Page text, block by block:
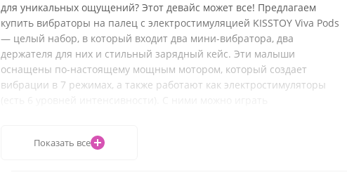
для уникальных ощущений? Этот девайс может все! Предлагаем
купить вибраторы на палец с электростимуляцией KISSTOY Viva Pods
— целый набор, в который входит два мини-вибратора, два
держателя для них и стильный зарядный кейс. Эти малыши
оснащены по-настоящему мощным мотором, который создает
вибрации в 7 режимах, а также работают как электростимуляторы
кейс ничем не выдает секс-игрушку. Вибраторы
Показать все